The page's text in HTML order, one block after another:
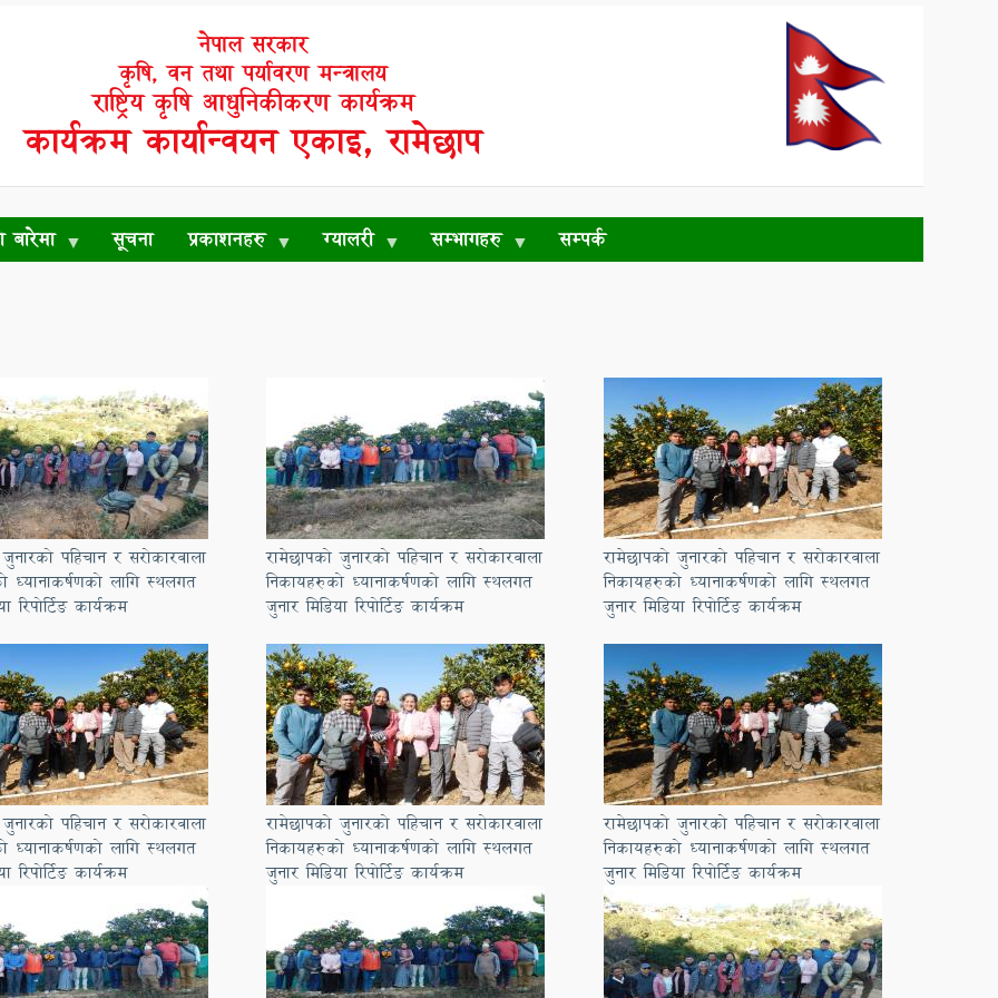
नेपाल सरकार
कृषि, वन तथा पर्यावरण मन्त्रालय
राष्ट्रिय कृषि आधुनिकीकरण कार्यक्रम
कार्यक्रम कार्यान्वयन एकाइ, रामेछाप
बारेमा सूचना प्रकाशनहरु ग्यालरी सम्भागहरु सम्पर्क
पहिचान र सरोकारवाला
ध्यानाकर्षणको लागि स्थलगत
रिपोर्टिङ कार्यक्रम
रामेछापको जुनारको पहिचान र सरोकारवाला
निकायहरुको ध्यानाकर्षणको लागि स्थलगत
जुनार मिडिया रिपोर्टिङ कार्यक्रम
रामेछापको जुनारको पहिचान र सरोकारवाला
निकायहरुको ध्यानाकर्षणको लागि स्थलगत
जुनार मिडिया रिपोर्टिङ कार्यक्रम
पहिचान र सरोकारवाला
ध्यानाकर्षणको लागि स्थलगत
रिपोर्टिङ कार्यक्रम
रामेछापको जुनारको पहिचान र सरोकारवाला
निकायहरुको ध्यानाकर्षणको लागि स्थलगत
जुनार मिडिया रिपोर्टिङ कार्यक्रम
रामेछापको जुनारको पहिचान र सरोकारवाला
निकायहरुको ध्यानाकर्षणको लागि स्थलगत
जुनार मिडिया रिपोर्टिङ कार्यक्रम